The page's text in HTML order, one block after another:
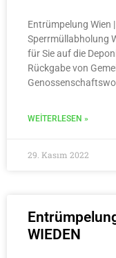
Entrümpelung Wien
Sperrmüllabholung
für Sie auf die
Rückgabe von
WEITERLESEN »
29. Kasım 2022
WIEDEN